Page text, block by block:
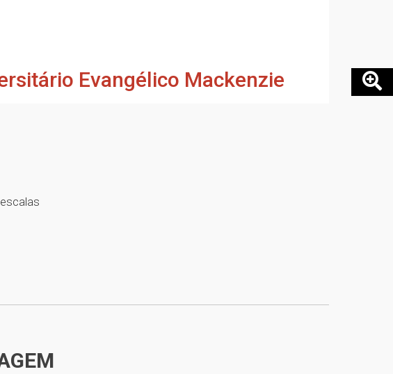
Evangélico Mackenzie